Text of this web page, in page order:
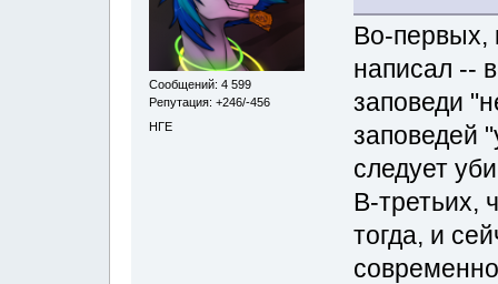
Сообщений: 4 599
Репутация: +246/-456
НГЕ
Во-первых,
написал --
заповеди
заповедей
следует
В-третьих,
тогда, и